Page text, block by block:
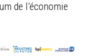
de l’économie